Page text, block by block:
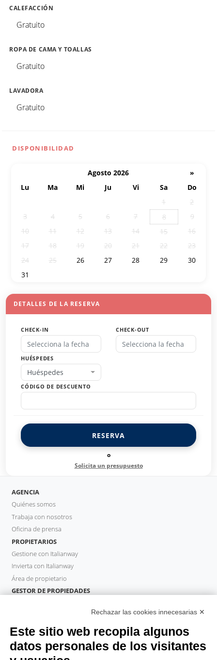
CALEFACCIÓN
Gratuito
ROPA DE CAMA Y TOALLAS
Gratuito
LAVADORA
Gratuito
DISPONIBILIDAD
Agosto 2026
»
Lu
Ma Mi Ju Vi Sa
Do
1
2
3
4 5 6 7 8
9
10
11 12 13 14 15
16
17
18 19 20 21 22
23
24
25 26 27 28 29
30
31
DETALLES DE LA RESERVA
CHECK-IN CHECK-OUT
HUÉSPEDES
Huéspedes
CÓDIGO DE DESCUENTO
RESERVA
o
Solicita un presupuesto
AGENCIA
Quiénes somos
Trabaja con nosotros
Oficina de prensa
PROPIETARIOS
Gestione con Italianway
Invierta con Italianway
Área de propietario
GESTOR DE PROPIEDADES
HUÉSPEDES
Reserve una estancia
Estancias largas
Rechazar las cookies innecesarias ✕
Este sitio web recopila algunos
datos personales de los visitantes